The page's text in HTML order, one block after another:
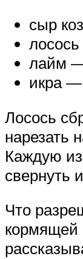
сыр
лайм
икра —
Лосось
нарезать
Каждую
свернуть
Что
кормящей